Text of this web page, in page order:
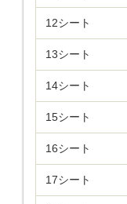
12シート
13シート
14シート
15シート
16シート
17シート